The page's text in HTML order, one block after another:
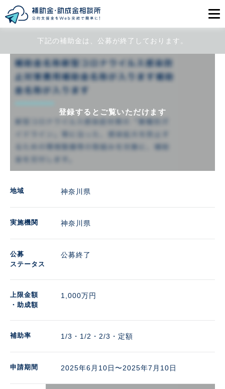
目的から探す
エリアから探す
会員登録 ログイン
下記の補助金は、公募が終了しております。
登録するとご覧いただけます
地域 神奈川県
実施機関 神奈川県
公募
ステータス
公募終了
上限金額
・助成額
1,000万円
補助率 1/3・1/2・2/3・定額
申請期間 2025年6月10日〜2025年7月10日